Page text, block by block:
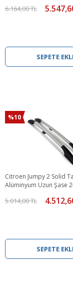
6.164,00 TL
SEPETE
%10
Citroen Jumpy 2 Solid
Alüminyum Uzun Şase
5.014,00 TL
SEPETE